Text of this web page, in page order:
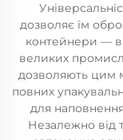
дозволяє їм
контейнери —
великих
дозволяють цим
повних
для
Незалежно від